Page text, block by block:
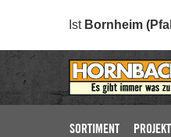
Ist Bornheim
SORTIMENT